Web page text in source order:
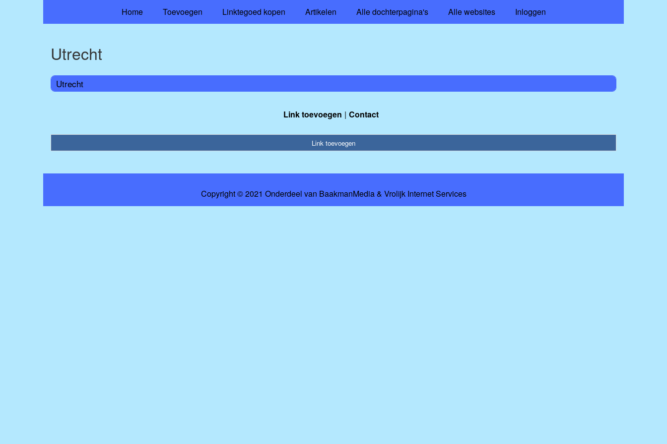
Home Toevoegen Linktegoed kopen Artikelen Alle dochterpagina's Alle websites Inloggen
Utrecht
Utrecht
Link toevoegen Contact
Link toevoegen
Copyright © 2021 Onderdeel van BaakmanMedia& Vrolijk Internet Services